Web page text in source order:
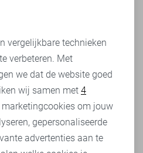
Geisha Korte broek
2
vergelijkbare technieken
verbeteren. Met
we dat de website goed
wij samen met 4
om jouw
gepersonaliseerde
advertenties aan te